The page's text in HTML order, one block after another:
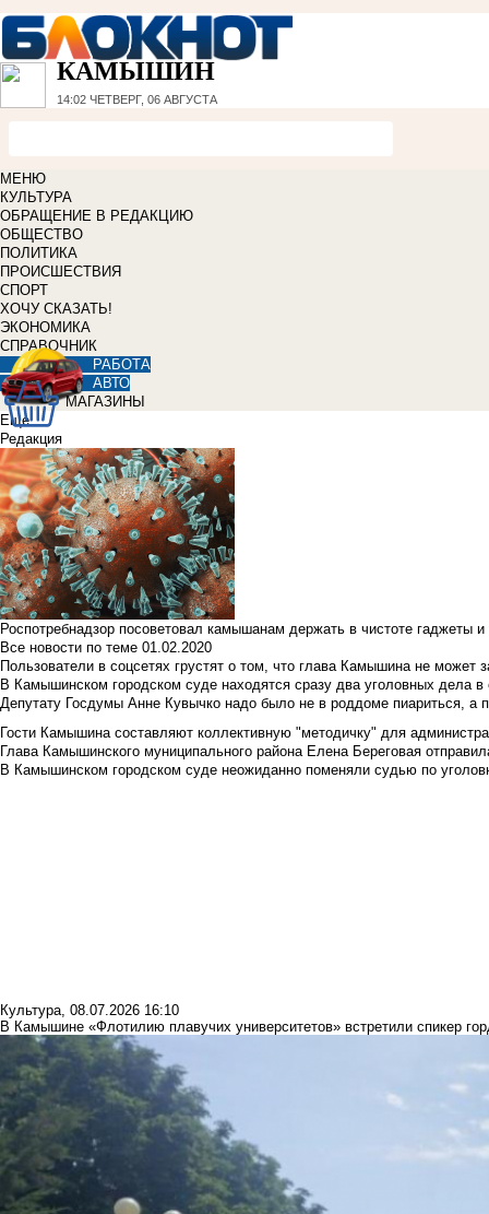
КАМЫШИН
14:02 ЧЕТВЕРГ, 06 АВГУСТА
МЕНЮ
КУЛЬТУРА
ОБРАЩЕНИЕ В РЕДАКЦИЮ
ОБЩЕСТВО
ПОЛИТИКА
ПРОИСШЕСТВИЯ
СПОРТ
ХОЧУ СКАЗАТЬ!
ЭКОНОМИКА
СПРАВОЧНИК
РАБОТА
АВТО
МАГАЗИНЫ
Еще
Редакция
Роспотребнадзор посоветовал камышанам держать в чистоте гаджеты
Все новости по теме 01.02.2020
Пользователи в соцсетях грустят о том, что глава Камышина не может
В Камышинском городском суде находятся сразу два уголовных дела
Депутату Госдумы Анне Кувычко надо было не в роддоме пиариться, а
Гости Камышина составляют коллективную "методичку" для
Глава Камышинского муниципального района Елена Береговая
В Камышинском городском суде неожиданно поменяли судью по
Культура, 08.07.2026 16:10
В Камышине «Флотилию плавучих университетов» встретили спикер